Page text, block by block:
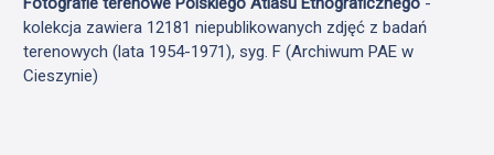
kolekcja zawiera 12181 niepublikowanych zdjęć z badań
terenowych (lata 1954-1971), syg. F (Archiwum PAE w
Cieszynie)